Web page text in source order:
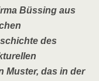
Büssing aus
des
Muster, das in der